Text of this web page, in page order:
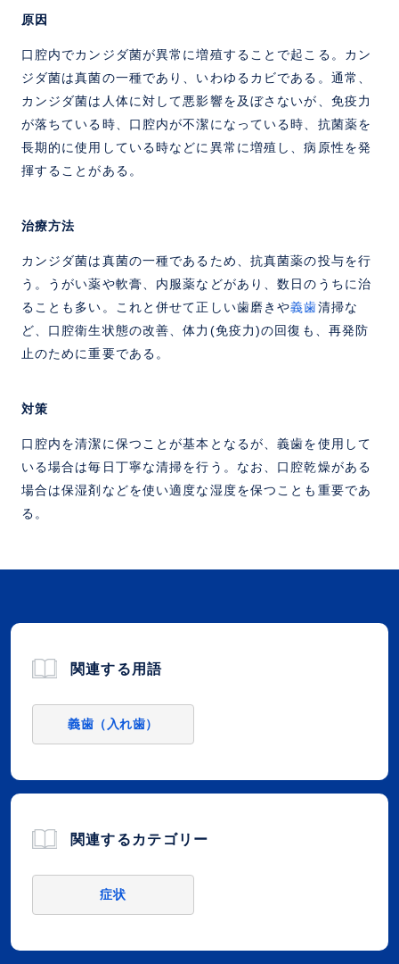
原因
口腔内でカンジダ菌が異常に増殖することで起こる。カン
ジダ菌は真菌の一種であり、いわゆるカビである。通常、
カンジダ菌は人体に対して悪影響を及ぼさないが、免疫力
が落ちている時、口腔内が不潔になっている時、抗菌薬を
長期的に使用している時などに異常に増殖し、病原性を発
揮することがある。
治療方法
カンジダ菌は真菌の一種であるため、抗真菌薬の投与を行
う。うがい薬や軟膏、内服薬などがあり、数日のうちに治
ることも多い。これと併せて正しい歯磨きや義歯清掃な
ど、口腔衛生状態の改善、体力(免疫力)の回復も、再発防
止のために重要である。
対策
口腔内を清潔に保つことが基本となるが、義歯を使用して
いる場合は毎日丁寧な清掃を行う。なお、口腔乾燥がある
場合は保湿剤などを使い適度な湿度を保つことも重要であ
る。
関連する用語
義歯（入れ歯）
関連するカテゴリー
症状